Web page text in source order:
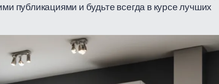
публикациями и будьте всегда в курсе лучших